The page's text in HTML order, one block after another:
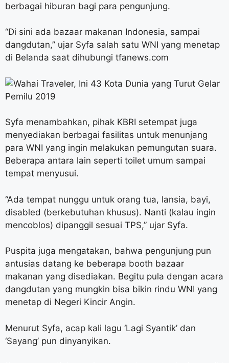
berbagai hiburan bagi para pengunjung.
“Di sini ada bazaar makanan Indonesia, sampai
dangdutan,” ujar Syfa salah satu WNI yang menetap
di Belanda saat dihubungi tfanews.com
Syfa menambahkan, pihak KBRI setempat juga
menyediakan berbagai fasilitas untuk menunjang
para WNI yang ingin melakukan pemungutan suara.
Beberapa antara lain seperti toilet umum sampai
tempat menyusui.
“Ada tempat nunggu untuk orang tua, lansia, bayi,
disabled (berkebutuhan khusus). Nanti (kalau ingin
mencoblos) dipanggil sesuai TPS,” ujar Syfa.
Puspita juga mengatakan, bahwa pengunjung pun
antusias datang ke beberapa booth bazaar
makanan yang disediakan. Begitu pula dengan acara
dangdutan yang mungkin bisa bikin rindu WNI yang
menetap di Negeri Kincir Angin.
Menurut Syfa, acap kali lagu ‘Lagi Syantik’ dan
‘Sayang’ pun dinyanyikan.